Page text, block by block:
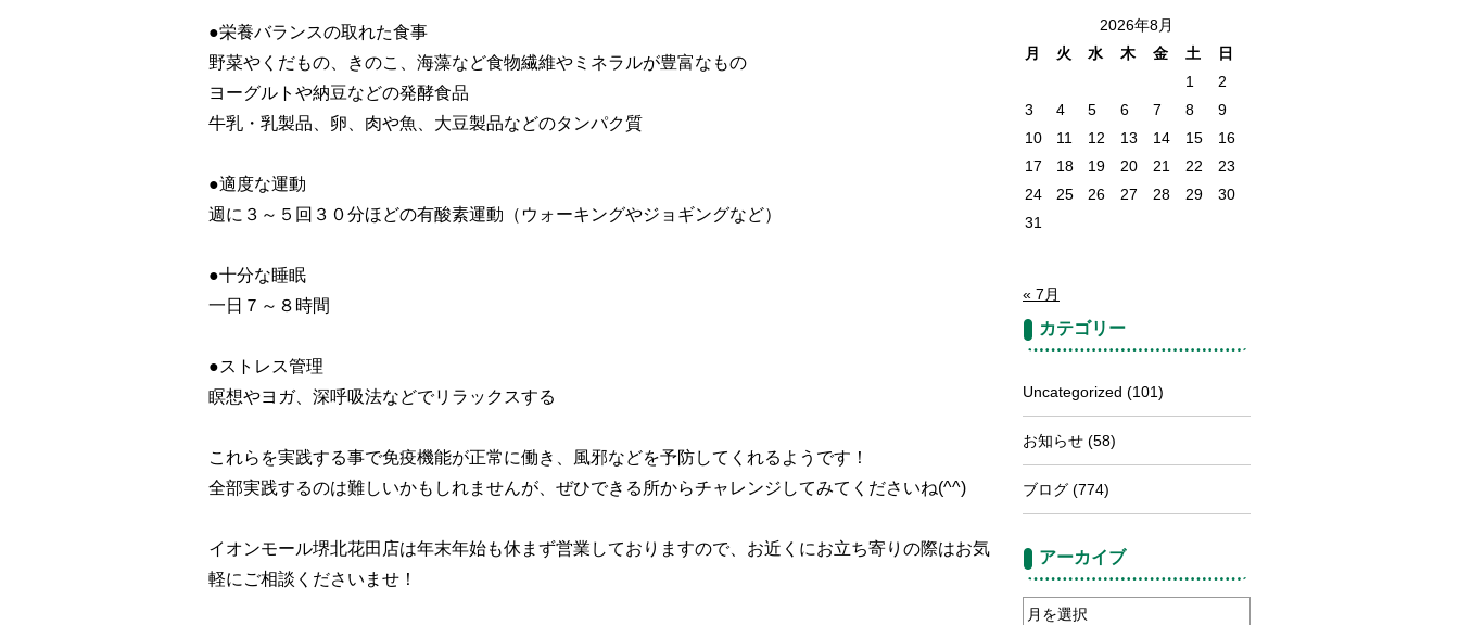
●栄養バランスの取れた食事
野菜やくだもの、きのこ、海藻など食物繊維やミネラルが豊富なもの
ヨーグルトや納豆などの発酵食品
牛乳・乳製品、卵、肉や魚、大豆製品などのタンパク質
●適度な運動
週に３～５回３０分ほどの有酸素運動（ウォーキングやジョギングなど）
●十分な睡眠
一日７～８時間
●ストレス管理
瞑想やヨガ、深呼吸法などでリラックスする
これらを実践する事で免疫機能が正常に働き、風邪などを予防してくれるようです！
全部実践するのは難しいかもしれませんが、ぜひできる所からチャレンジしてみてくださいね(^^)
イオンモール堺北花田店は年末年始も休まず営業しておりますので、お近くにお立ち寄りの際はお気
軽にご相談くださいませ！
2026年8月
月
火 水 木 金 土
日
1
2
3
4 5 6 7 8
9
10
11 12 13 14 15
16
17
18 19 20 21 22
23
24
25 26 27 28 29
30
31
« 7月
カテゴリー
Uncategorized (101)
お知らせ (58)
ブログ (774)
アーカイブ
ア